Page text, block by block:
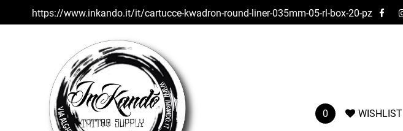
https://www.inkando.it/it/cartucce-kwadron-round-liner-035mm-05-rl-box-20-pz
0 WISHLIST